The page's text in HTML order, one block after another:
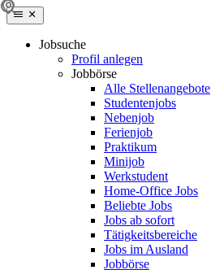
Jobsuche
Profil anlegen
Jobbörse
Alle Stellenangebote
Studentenjobs
Nebenjob
Ferienjob
Praktikum
Minijob
Werkstudent
Home-Office Jobs
Beliebte Jobs
Jobs ab sofort
Tätigkeitsbereiche
Jobs im Ausland
Jobbörse